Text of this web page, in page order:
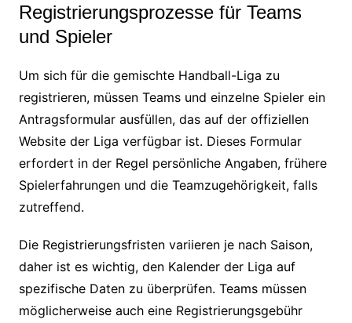
Registrierungsprozesse für Teams
und Spieler
Um sich für die gemischte Handball-Liga zu
registrieren, müssen Teams und einzelne Spieler ein
Antragsformular ausfüllen, das auf der offiziellen
Website der Liga verfügbar ist. Dieses Formular
erfordert in der Regel persönliche Angaben, frühere
Spielerfahrungen und die Teamzugehörigkeit, falls
zutreffend.
Die Registrierungsfristen variieren je nach Saison,
daher ist es wichtig, den Kalender der Liga auf
spezifische Daten zu überprüfen. Teams müssen
möglicherweise auch eine Registrierungsgebühr